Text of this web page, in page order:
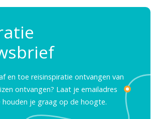
en toe reisinspiratie ontvangen van
ontvangen? Laat je emailadres
houden je graag op de hoogte.